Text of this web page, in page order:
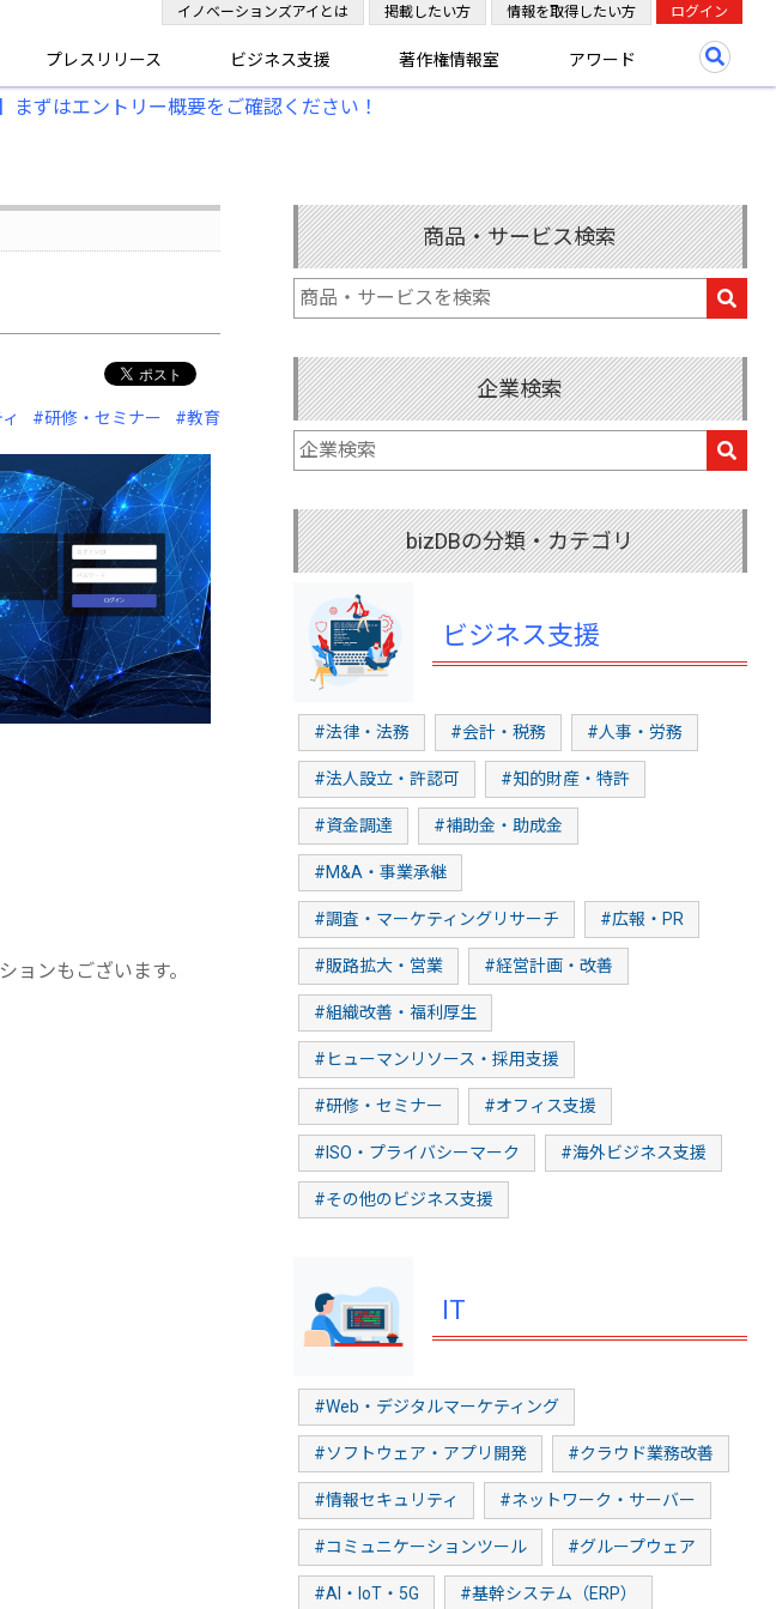
プレスリリース ビジネス支援 著作権情報室 アワード
イノベーションズアイとは 掲載したい方 情報を取得したい方 ログイン
まずはエントリー概要をご確認ください！
#研修・セミナー #教育
ンもございます。
商品・サービス検索
企業検索
bizDBの分類・カテゴリ
ビジネス支援
#法律・法務 #会計・税務 #人事・労務
#法人設立・許認可 #知的財産・特許
#資金調達 #補助金・助成金
#M&A・事業承継
#調査・マーケティングリサーチ #広報・PR
#販路拡大・営業 #経営計画・改善
#組織改善・福利厚生
#ヒューマンリソース・採用支援
#研修・セミナー #オフィス支援
#ISO・プライバシーマーク #海外ビジネス支援
#その他のビジネス支援
IT
#Web・デジタルマーケティング
#ソフトウェア・アプリ開発 #クラウド業務改善
#情報セキュリティ #ネットワーク・サーバー
#コミュニケーションツール #グループウェア
#AI・IoT・5G #基幹システム（ERP）